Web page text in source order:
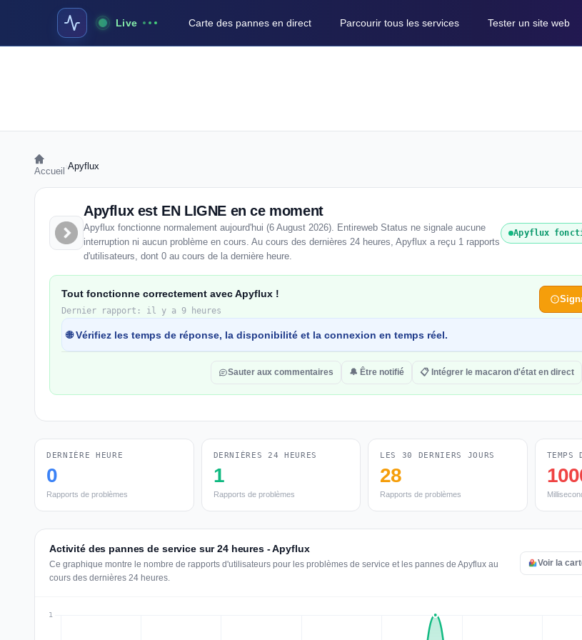
Live Carte des pannes en direct Parcourir tous les services Tester un site web
Accueil Apyflux
Apyflux est EN LIGNE en ce moment
Apyflux fonctionne normalement aujourd'hui (6 August 2026). Entireweb Status ne signale aucune
interruption ni aucun problème en cours. Au cours des dernières 24 heures, Apyflux a reçu 1 rapports
d'utilisateurs, dont 0 au cours de la dernière heure.
Apyflux
Tout fonctionne correctement avec Apyflux !
Dernier rapport: il y a 9 heures
🌐 Vérifiez les temps de réponse, la disponibilité et la connexion en temps réel.
Sauter aux commentaires 🔔 Être notifié 📋 Intégrer le macaron d'état en direct
DERNIÈRE HEURE
0
Rapports de problèmes
DERNIÈRES 24 HEURES
1
Rapports de problèmes
LES 30 DERNIERS JOURS
28
Rapports de problèmes
TEMPS
Activité des pannes de service sur 24 heures - Apyflux
Ce graphique montre le nombre de rapports d'utilisateurs pour les problèmes de service et les pannes de Apyflux au
cours des dernières 24 heures.
Voir la